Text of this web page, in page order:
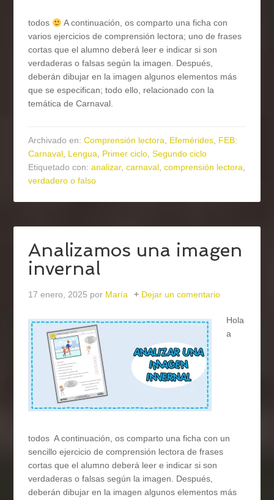
todos
A continuación, os comparto una ficha con
varios ejercicios de comprensión lectora; uno de frases
cortas que el alumno deberá leer e indicar si son
verdaderas o falsas según la imagen. Después,
deberán dibujar en la imagen algunos elementos más
que se especifican; todo ello, relacionado con la
temática de Carnaval.
Archivado en:Comprensión lectora, Efemérides, FEB:
Carnaval, Lengua, Primer ciclo,Segundo ciclo
Etiquetado con:analizar,carnaval,comprensión lectora,
verdadero o falso
Analizamos una imagen
invernal
17 enero, 2025 por María Dejar un comentario
Hola
a
todos A continuación, os comparto una ficha con un
sencillo ejercicio de comprensión lectora de frases
cortas que el alumno deberá leer e indicar si son
verdaderas o falsas según la imagen. Después,
deberán dibujar en la imagen algunos elementos más